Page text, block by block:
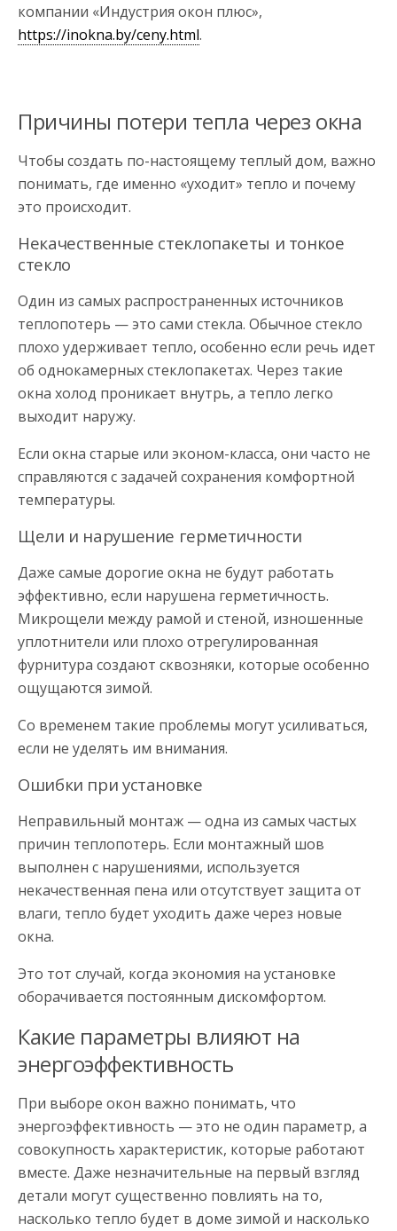
компании «Индустрия окон плюс»,
https://inokna.by/ceny.html.
Причины потери тепла через окна
Чтобы создать по-настоящему теплый дом, важно
понимать, где именно «уходит» тепло и почему
это происходит.
Некачественные стеклопакеты и тонкое
стекло
Один из самых распространенных источников
теплопотерь — это сами стекла. Обычное стекло
плохо удерживает тепло, особенно если речь идет
об однокамерных стеклопакетах. Через такие
окна холод проникает внутрь, а тепло легко
выходит наружу.
Если окна старые или эконом-класса, они часто не
справляются с задачей сохранения комфортной
температуры.
Щели и нарушение герметичности
Даже самые дорогие окна не будут работать
эффективно, если нарушена герметичность.
Микрощели между рамой и стеной, изношенные
уплотнители или плохо отрегулированная
фурнитура создают сквозняки, которые особенно
ощущаются зимой.
Со временем такие проблемы могут усиливаться,
если не уделять им внимания.
Ошибки при установке
Неправильный монтаж — одна из самых частых
причин теплопотерь. Если монтажный шов
выполнен с нарушениями, используется
некачественная пена или отсутствует защита от
влаги, тепло будет уходить даже через новые
окна.
Это тот случай, когда экономия на установке
оборачивается постоянным дискомфортом.
Какие параметры влияют на
энергоэффективность
При выборе окон важно понимать, что
энергоэффективность — это не один параметр, а
совокупность характеристик, которые работают
вместе. Даже незначительные на первый взгляд
детали могут существенно повлиять на то,
насколько тепло будет в доме зимой и насколько